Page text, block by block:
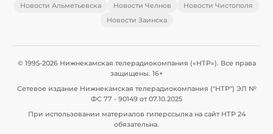
Новости Альметьевска
Новости Челнов
Новости Чистополя
Новости Заинска
© 1995-2026 Нижнекамская телерадиокомпания («НТР»). Все права
защищены. 16+
Сетевое издание Нижнекамская телерадиокомпания ("НТР") ЭЛ №
ФС 77 - 90149 от 07.10.2025
При использовании материалов гиперссылка на сайт НТР 24
обязательна.